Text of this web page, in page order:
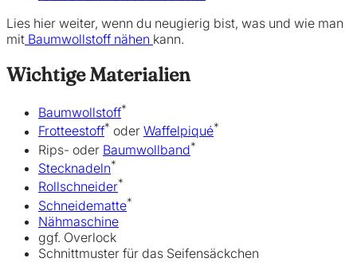
Lies hier weiter, wenn du neugierig bist, was und wie man
mit Baumwollstoff nähen kann.
Wichtige Materialien
Baumwollstoff*
Frotteestoff* oder Waffelpiqué*
Rips- oder Baumwollband*
Stecknadeln*
Rollschneider*
Schneidematte*
Nähmaschine
ggf. Overlock
Schnittmuster für das Seifensäckchen